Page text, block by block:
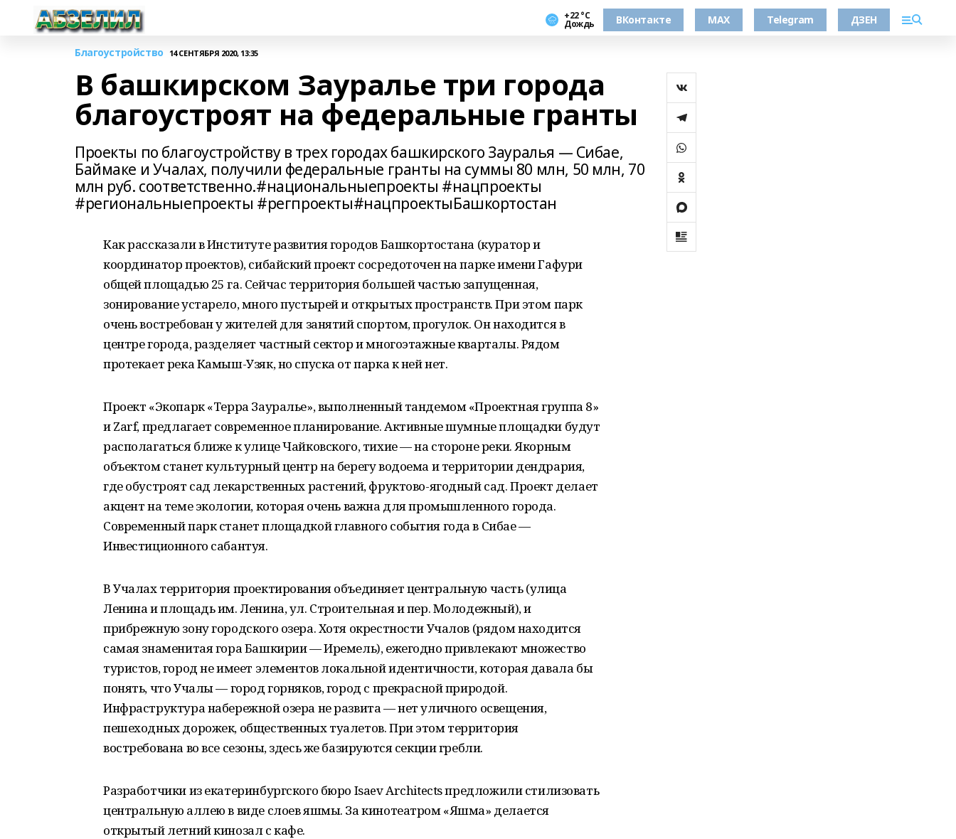
+22 °С
Дождь ВКонтакте MAX Telegram ДЗЕН
Благоустройство 14 СЕНТЯБРЯ 2020, 13:35
В башкирском Зауралье три города
благоустроят на федеральные гранты
Проекты по благоустройству в трех городах башкирского Зауралья — Сибае,
Баймаке и Учалах, получили федеральные гранты на суммы 80 млн, 50 млн, 70
млн руб. соответственно.#национальныепроекты #нацпроекты
#региональныепроекты #регпроекты#нацпроектыБашкортостан
Как рассказали в Институте развития городов Башкортостана (куратор и
координатор проектов), сибайский проект сосредоточен на парке имени Гафури
общей площадью 25 га. Сейчас территория большей частью запущенная,
зонирование устарело, много пустырей и открытых пространств. При этом парк
очень востребован у жителей для занятий спортом, прогулок. Он находится в
центре города, разделяет частный сектор и многоэтажные кварталы. Рядом
протекает река Камыш-Узяк, но спуска от парка к ней нет.
Проект «Экопарк «Терра Зауралье», выполненный тандемом «Проектная группа 8»
и Zarf, предлагает современное планирование. Активные шумные площадки будут
располагаться ближе к улице Чайковского, тихие — на стороне реки. Якорным
объектом станет культурный центр на берегу водоема и территории дендрария,
где обустроят сад лекарственных растений, фруктово-ягодный сад. Проект делает
акцент на теме экологии, которая очень важна для промышленного города.
Современный парк станет площадкой главного события года в Сибае —
Инвестиционного сабантуя.
В Учалах территория проектирования объединяет центральную часть (улица
Ленина и площадь им. Ленина, ул. Строительная и пер. Молодежный), и
прибрежную зону городского озера. Хотя окрестности Учалов (рядом находится
самая знаменитая гора Башкирии — Иремель), ежегодно привлекают множество
туристов, город не имеет элементов локальной идентичности, которая давала бы
понять, что Учалы — город горняков, город с прекрасной природой.
Инфраструктура набережной озера не развита — нет уличного освещения,
пешеходных дорожек, общественных туалетов. При этом территория
востребована во все сезоны, здесь же базируются секции гребли.
Разработчики из екатеринбургского бюро Isaev Architects предложили стилизовать
центральную аллею в виде слоев яшмы. За кинотеатром «Яшма» делается
открытый летний кинозал с кафе.